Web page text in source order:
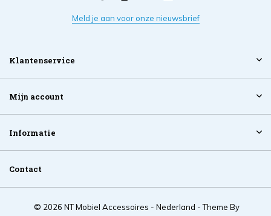
Meld je aan voor onze nieuwsbrief
Klantenservice
Mijn account
Informatie
Contact
© 2026 NT Mobiel Accessoires - Nederland - Theme By